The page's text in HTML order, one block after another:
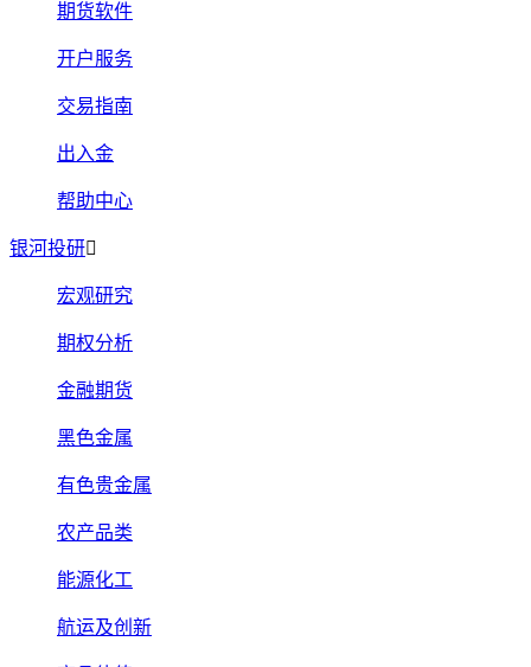
期货软件
开户服务
交易指南
出入金
帮助中心
银河投研
宏观研究
期权分析
金融期货
黑色金属
有色贵金属
农产品类
能源化工
航运及创新